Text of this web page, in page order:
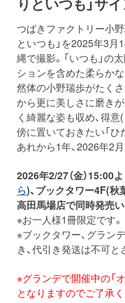
つばきファクトリー小
といつも」を2025年3
縄で撮影。「いつも」の
ションを含めた柔らか
然体の小野瑞歩がたく
から更に美しさに磨き
く綺麗な姿も収め、得
傍に置いておきたい「ひ
あれから1年、2026年2
2026年2/27（金）15:00
ら)、ブックタワー4F(秋
高田馬場店で同時発売い
※お一人様1冊限定です。
※ブックタワー、グラン
き、代引き発送は不可と
※グランデで開催中の「
となりますのでご了承く
占い
プロレス
数学
コンピューター
ミリタリー
その他